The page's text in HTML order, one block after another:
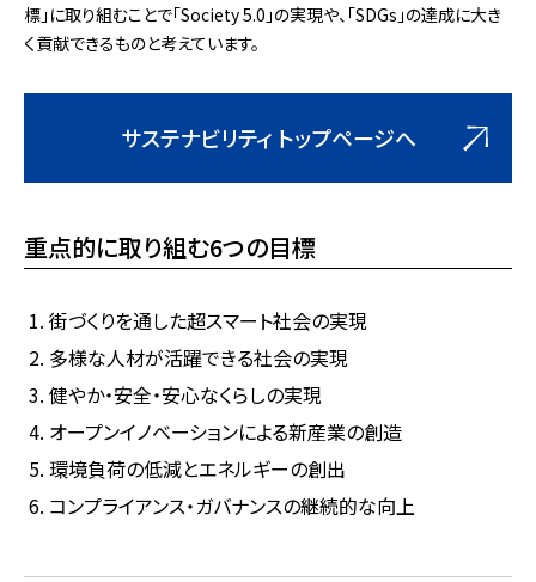
標」に取り組むことで「Society 5.0」の実現や、「SDGs」の達成に大き
く貢献できるものと考えています。
サステナビリティ トップページへ
重点的に取り組む6つの目標
街づくりを通した超スマート社会の実現
多様な人材が活躍できる社会の実現
健やか・安全・安心なくらしの実現
オープンイノベーションによる新産業の創造
環境負荷の低減とエネルギーの創出
コンプライアンス・ガバナンスの継続的な向上